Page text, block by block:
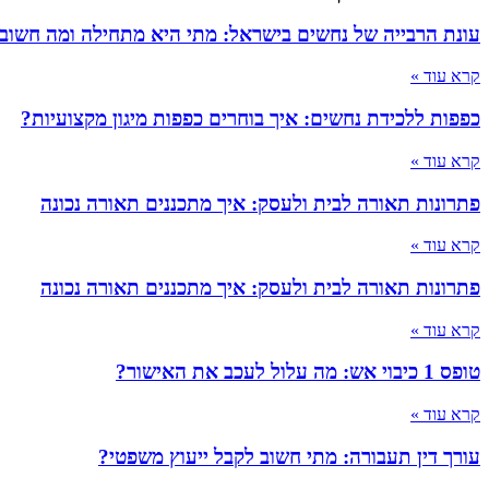
עונת הרבייה של נחשים בישראל: מתי היא מתחילה ומה
קרא עוד »
כפפות ללכידת נחשים: איך בוחרים כפפות מיגון מקצועיות?
קרא עוד »
פתרונות תאורה לבית ולעסק: איך מתכננים תאורה נכונה
קרא עוד »
פתרונות תאורה לבית ולעסק: איך מתכננים תאורה נכונה
קרא עוד »
טופס 1 כיבוי אש: מה עלול לעכב את האישור?
קרא עוד »
עורך דין תעבורה: מתי חשוב לקבל ייעוץ משפטי?